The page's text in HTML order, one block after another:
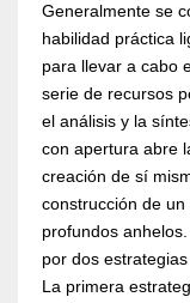
Generalmente se
habilidad práctica
para llevar a cabo
serie de recursos
el análisis y la
con apertura abre
creación de sí
construcción de
profundos
por dos
La primera